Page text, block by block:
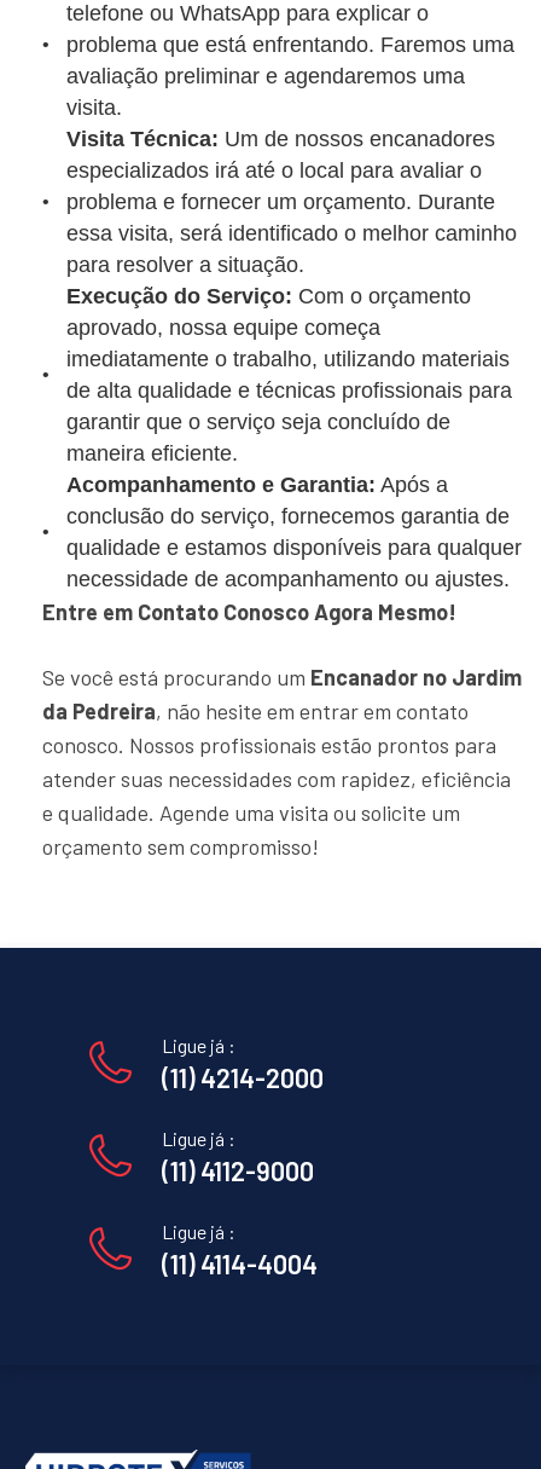
telefone ou WhatsApp para explicar o
problema que está enfrentando. Faremos uma
avaliação preliminar e agendaremos uma
visita.
Visita Técnica: Um de nossos encanadores
especializados irá até o local para avaliar o
problema e fornecer um orçamento. Durante
essa visita, será identificado o melhor caminho
para resolver a situação.
Execução do Serviço: Com o orçamento
aprovado, nossa equipe começa
imediatamente o trabalho, utilizando materiais
de alta qualidade e técnicas profissionais para
garantir que o serviço seja concluído de
maneira eficiente.
Acompanhamento e Garantia: Após a
conclusão do serviço, fornecemos garantia de
qualidade e estamos disponíveis para qualquer
necessidade de acompanhamento ou ajustes.
Entre em Contato Conosco Agora Mesmo!
Se você está procurando um Encanador no Jardim
da Pedreira, não hesite em entrar em contato
conosco. Nossos profissionais estão prontos para
atender suas necessidades com rapidez, eficiência
e qualidade. Agende uma visita ou solicite um
orçamento sem compromisso!
Ligue já :
(11) 4214-2000
Ligue já :
(11) 4112-9000
Ligue já :
(11) 4114-4004